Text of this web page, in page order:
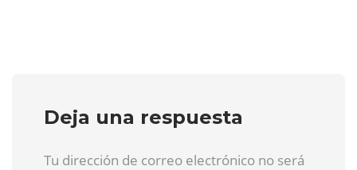
Deja una respuesta
Tu dirección de correo electrónico no será